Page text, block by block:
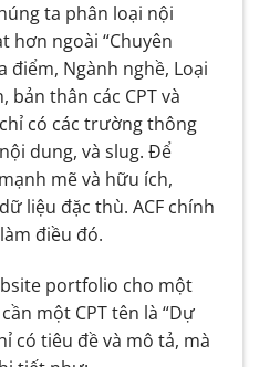
ta phân loại nội
hơn ngoài “Chuyên
điểm, Ngành nghề, Loại
bản thân các CPT và
có các trường thông
dung, và slug. Để
mẽ và hữu ích,
liệu đặc thù. ACF chính
điều đó.
portfolio cho một
một CPT tên là “Dự
có tiêu đề và mô tả, mà